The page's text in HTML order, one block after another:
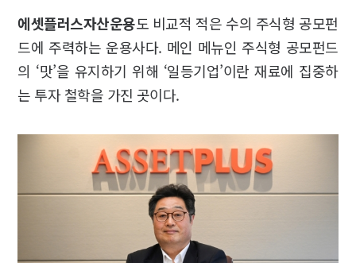
에셋플러스자산운용도 비교적 적은 수의 주식형 공모펀
드에 주력하는 운용사다. 메인 메뉴인 주식형 공모펀드
의 ‘맛’을 유지하기 위해 ‘일등기업’이란 재료에 집중하
는 투자 철학을 가진 곳이다.